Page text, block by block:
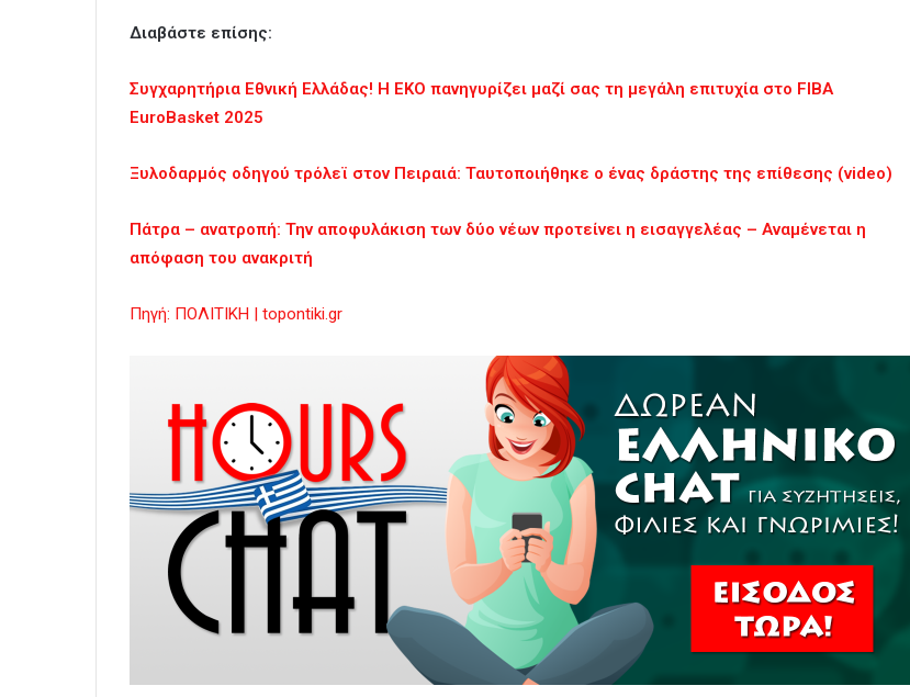
Διαβάστε επίσης:
Συγχαρητήρια Εθνική Ελλάδας! Η ΕΚΟ πανηγυρίζει μαζί σας τη μεγάλη επιτυχία στο FIBA
EuroBasket 2025
Ξυλοδαρμός οδηγού τρόλεϊ στον Πειραιά: Ταυτοποιήθηκε ο ένας δράστης της επίθεσης (video)
Πάτρα – ανατροπή: Την αποφυλάκιση των δύο νέων προτείνει η εισαγγελέας – Αναμένεται η
απόφαση του ανακριτή
Πηγή: ΠΟΛΙΤΙΚΗ | topontiki.gr